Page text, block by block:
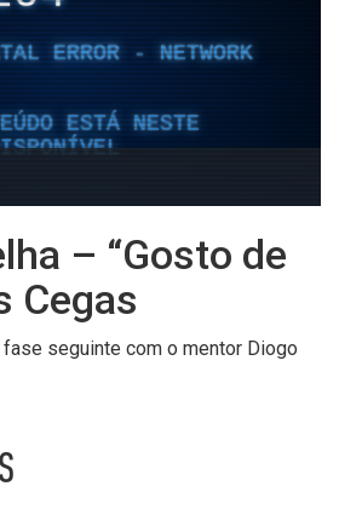
– “Gosto de
Cegas
seguinte com o mentor Diogo